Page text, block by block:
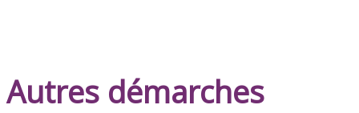
Autres démarches